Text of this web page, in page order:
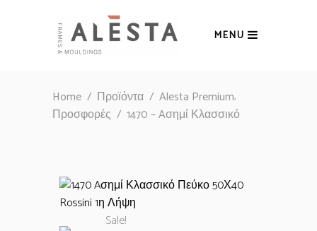
MENU
Home / Προϊόντα / Alesta Premium,
Προσφορές / 1470 – Aσημί Κλασσικό
Sale!